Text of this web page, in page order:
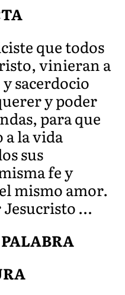
que todos
vinieran a
sacerdocio
y poder
para que
la vida
sus
fe y
mismo amor.
Jesucristo …